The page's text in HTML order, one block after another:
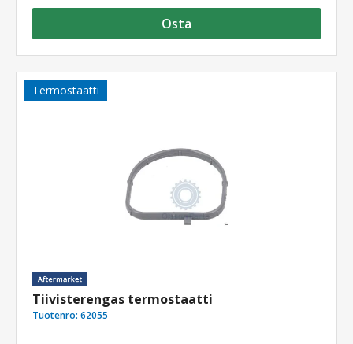
Osta
Termostaatti
Tiivisterengas termostaatti
Tuotenro: 62055